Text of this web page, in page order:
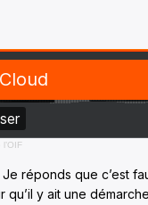
réponds que c’est
qu’il y ait une